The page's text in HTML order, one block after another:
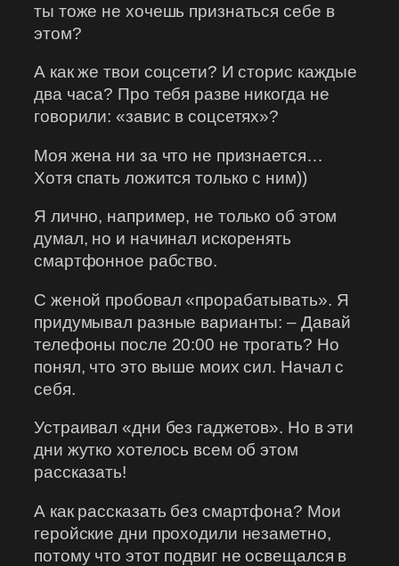
ты тоже не хочешь признаться себе в
этом?
А как же твои соцсети? И сторис каждые
два часа? Про тебя разве никогда не
говорили: «завис в соцсетях»?
Моя жена ни за что не признается…
Хотя спать ложится только с ним))
Я лично, например, не только об этом
думал, но и начинал искоренять
смартфонное рабство.
С женой пробовал «прорабатывать». Я
придумывал разные варианты: – Давай
телефоны после 20:00 не трогать? Но
понял, что это выше моих сил. Начал с
себя.
Устраивал «дни без гаджетов». Но в эти
дни жутко хотелось всем об этом
рассказать!
А как рассказать без смартфона? Мои
геройские дни проходили незаметно,
потому что этот подвиг не освещался в